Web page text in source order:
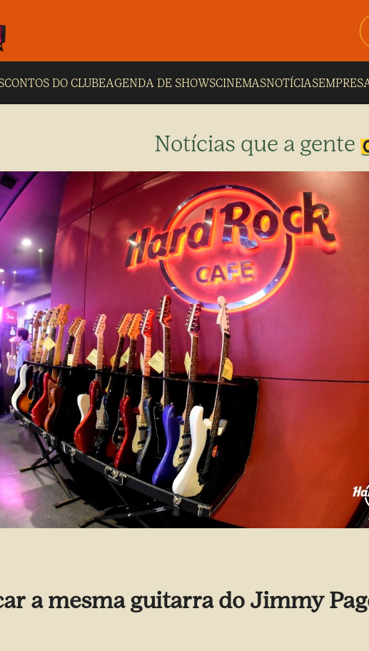
DO CLUBEAGENDA DE SHOWSCINEMASNOTÍCIAS
Notícias que a gente
a mesma guitarra do Jimmy